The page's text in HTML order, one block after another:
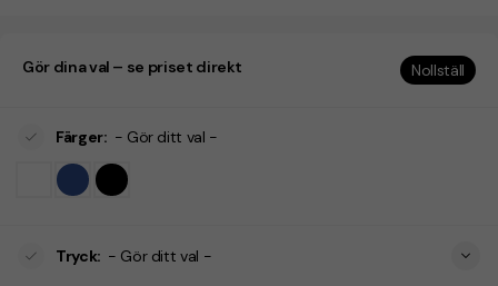
Gör dina val – se priset direkt Nollställ
Färger: - Gör ditt val -
Tryck: - Gör ditt val -